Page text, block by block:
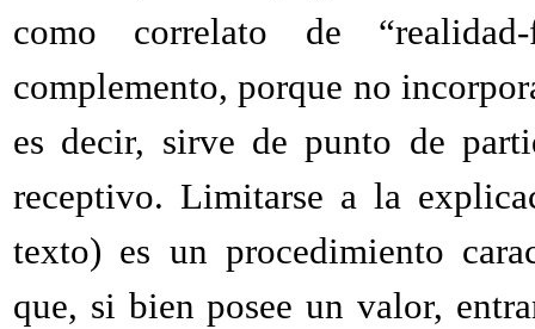
como correlato de
complemento, porque no
es decir, sirve de punto de
receptivo. Limitarse a la
texto) es un procedimiento
que, si bien posee un valor,